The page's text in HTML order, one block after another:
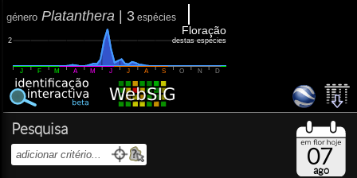
género Platanthera 3 espécies
2
J F M A M J J A S O N D
Floração
destas espécies
Pesquisa
07
ago